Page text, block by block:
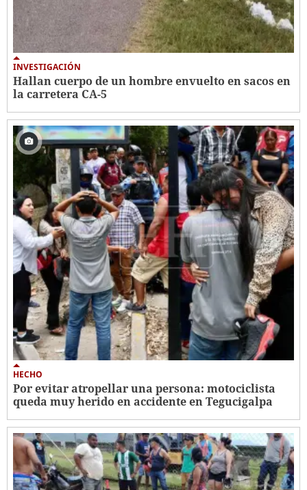
INVESTIGACIÓN
Hallan cuerpo de un hombre envuelto en sacos en
la carretera CA-5
HECHO
Por evitar atropellar una persona: motociclista
queda muy herido en accidente en Tegucigalpa